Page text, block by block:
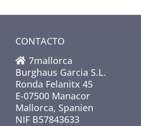
CONTACTO
7mallorca
Burghaus Garcia S.L.
Ronda Felanitx 45
E-07500 Manacor
Mallorca, Spanien
NIF B57843633